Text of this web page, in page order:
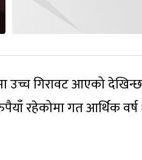
उच्च गिरावट आएको
रहेकोमा गत आर्थिक वर्ष